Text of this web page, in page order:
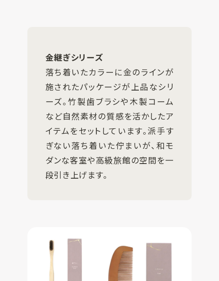
金継ぎシリーズ
落ち着いたカラーに金のラインが
施されたパッケージが上品なシリ
ーズ。竹製歯ブラシや木製コーム
など自然素材の質感を活かしたア
イテムをセットしています。派手す
ぎない落ち着いた佇まいが、和モ
ダンな客室や高級旅館の空間を一
段引き上げます。